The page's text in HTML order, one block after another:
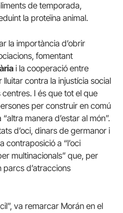
de temporada,
la proteïna animal.
la importància d’obrir
fomentant
i la cooperació entre
contra la injustícia social
I és que tot el que
per construir en comú
manera d’estar al món”.
d’oci, dinars de germanor i
contraposició a “l’oci
multinacionals” que, per
parcs d’atraccions
va remarcar Morán en el